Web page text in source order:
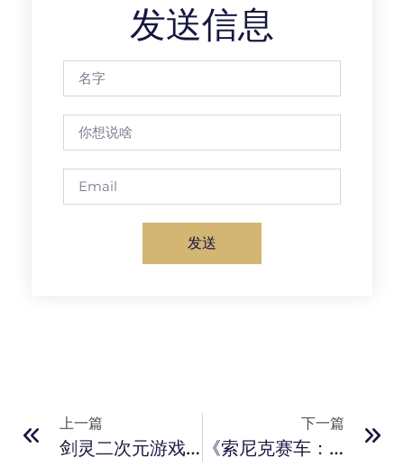
发送信息
发送
上一篇
剑灵二次元游戏《剑灵：英雄》公布 9月登陆PC与移动平台
下一篇
《索尼克赛车：交叉世界》9月25日发售 多IP联动角色参战